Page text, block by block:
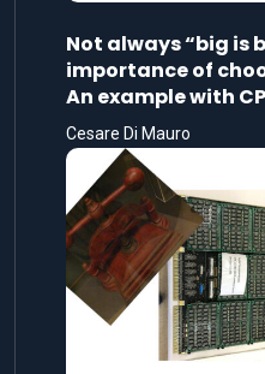
Not always “big is
importance of
An example with
Cesare Di Mauro